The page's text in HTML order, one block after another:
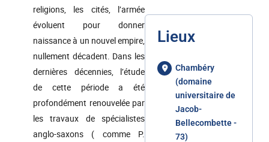
religions, les cités, l’armée
évoluent pour donner
naissance à un nouvel empire,
nullement décadent. Dans les
dernières décennies, l’étude
de cette période a été
profondément renouvelée par
les travaux de spécialistes
anglo-saxons ( comme P.
Lieux
Chambéry
(domaine
universitaire de
Jacob-
Bellecombette -
73)